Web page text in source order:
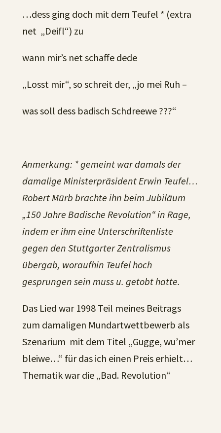
…dess ging doch mit dem Teufel * (extra
net „Deifl“) zu
wann mir’s net schaffe dede
„Losst mir“, so schreit der, „jo mei Ruh –
was soll dess badisch Schdreewe ???“
Anmerkung: * gemeint war damals der
damalige Ministerpräsident Erwin Teufel…
Robert Mürb brachte ihn beim Jubiläum
„150 Jahre Badische Revolution“ in Rage,
indem er ihm eine Unterschriftenliste
gegen den Stuttgarter Zentralismus
übergab, woraufhin Teufel hoch
gesprungen sein muss u. getobt hatte.
Das Lied war 1998 Teil meines Beitrags
zum damaligen Mundartwettbewerb als
Szenarium mit dem Titel „Gugge, wu’mer
bleiwe…“ für das ich einen Preis erhielt…
Thematik war die „Bad. Revolution“